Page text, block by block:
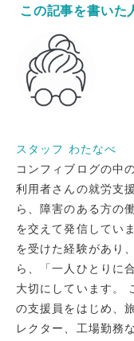
この記事を書いた
スタッフ わたなべ
コンフィブログの中
利用者さんの就労支
ら、障害のある方の
を交えて発信してい
を受けた経験があり
ら、「一人ひとりに
大切にしています。
の支援員をはじめ、
レクター、工場勤務